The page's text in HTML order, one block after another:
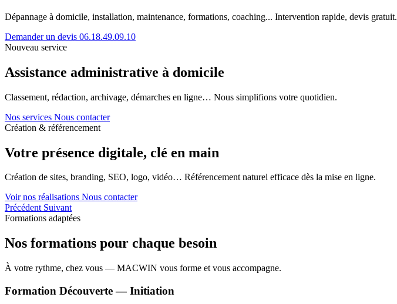
Dépannage à domicile, installation, maintenance, formations, coaching... Intervention rapide, devis gratuit.
Demander un devis 06.18.49.09.10
Nouveau service
Assistance administrative à domicile
Classement, rédaction, archivage, démarches en ligne… Nous simplifions votre quotidien.
Nos services Nous contacter
Création & référencement
Votre présence digitale, clé en main
Création de sites, branding, SEO, logo, vidéo… Référencement naturel efficace dès la mise en ligne.
Voir nos réalisations Nous contacter
Précédent Suivant
Formations adaptées
Nos formations pour chaque besoin
À votre rythme, chez vous — MACWIN vous forme et vous accompagne.
Formation Découverte — Initiation